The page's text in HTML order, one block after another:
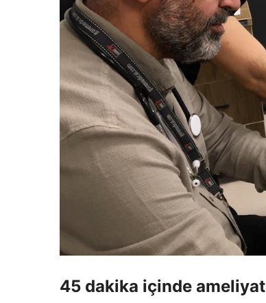
45 dakika içinde ameliyat